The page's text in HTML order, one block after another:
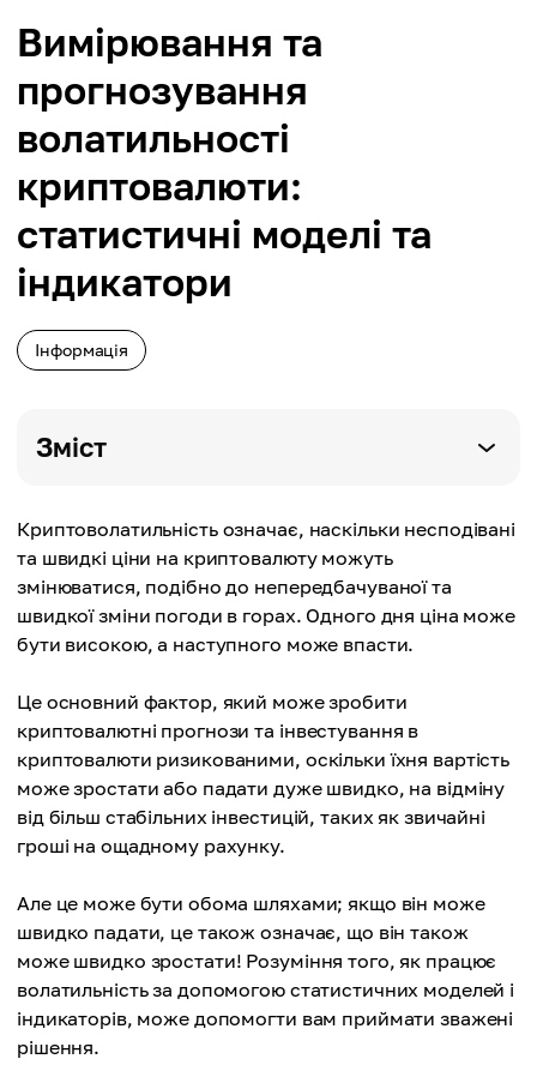
Вимірювання та
прогнозування
волатильності
криптовалюти:
статистичні моделі та
індикатори
Інформація
Зміст
Криптоволатильність означає, наскільки несподівані
та швидкі ціни на криптовалюту можуть
змінюватися, подібно до непередбачуваної та
швидкої зміни погоди в горах. Одного дня ціна може
бути високою, а наступного може впасти.
Це основний фактор, який може зробити
криптовалютні прогнози та інвестування в
криптовалюти ризикованими, оскільки їхня вартість
може зростати або падати дуже швидко, на відміну
від більш стабільних інвестицій, таких як звичайні
гроші на ощадному рахунку.
Але це може бути обома шляхами; якщо він може
швидко падати, це також означає, що він також
може швидко зростати! Розуміння того, як працює
волатильність за допомогою статистичних моделей і
індикаторів, може допомогти вам приймати зважені
рішення.